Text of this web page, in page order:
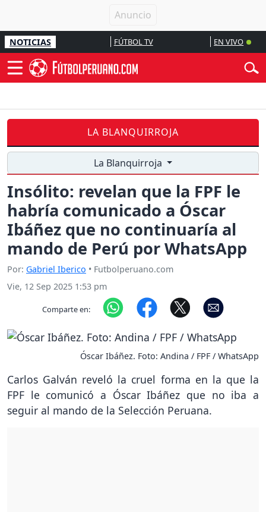
NOTICIAS FÚTBOL TV EN VIVO
LA BLANQUIRROJA
La Blanquirroja
Insólito: revelan que la FPF le
habría comunicado a Óscar
Ibáñez que no continuaría al
mando de Perú por WhatsApp
Por: Gabriel Iberico • Futbolperuano.com
Vie, 12 Sep 2025 1:53 pm
Comparte en:
Óscar Ibáñez. Foto: Andina / FPF / WhatsApp
Carlos Galván reveló la cruel forma en la que la
FPF le comunicó a Óscar Ibáñez que no iba a
seguir al mando de la Selección Peruana.